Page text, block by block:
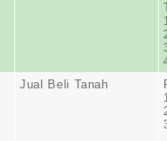
Jual Beli Tanah